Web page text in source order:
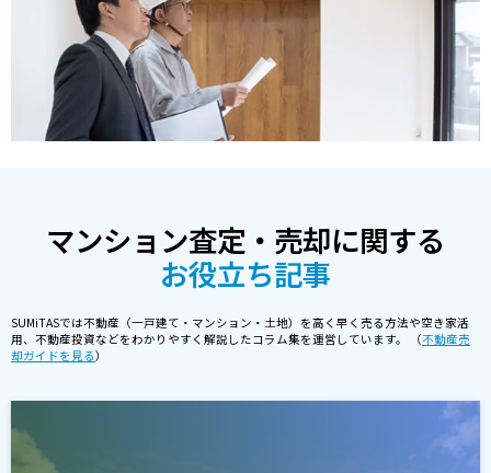
マンション査定・売却に関する
お役立ち記事
SUMiTASでは不動産（一戸建て・マンション・土地）を高く早く売る方法や空き家活
用、不動産投資などをわかりやすく解説したコラム集を運営しています。 （不動産売
却ガイドを見る）